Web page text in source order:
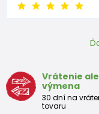
9 - 12 mesiace
Približná tabuľka
Veľkosť
Výška
(cm)
Vrátenie
výmena
30 dní na
tovaru